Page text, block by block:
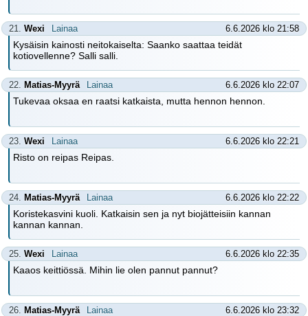
21. Wexi Lainaa 6.6.2026 klo 21:58
Kysäisin kainosti neitokaiselta: Saanko saattaa teidät
kotiovellenne? Salli salli.
22. Matias-Myyrä Lainaa 6.6.2026 klo 22:07
Tukevaa oksaa en raatsi katkaista, mutta hennon hennon.
23. Wexi Lainaa 6.6.2026 klo 22:21
Risto on reipas Reipas.
24. Matias-Myyrä Lainaa 6.6.2026 klo 22:22
Koristekasvini kuoli. Katkaisin sen ja nyt biojätteisiin kannan
kannan kannan.
25. Wexi Lainaa 6.6.2026 klo 22:35
Kaaos keittiössä. Mihin lie olen pannut pannut?
26. Matias-Myyrä Lainaa 6.6.2026 klo 23:32